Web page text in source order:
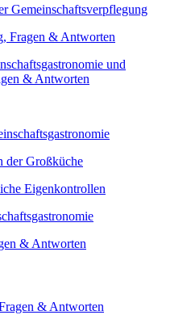
Gemeinschaftsverpflegung
Fragen & Antworten
und
& Antworten
der Großküche
Eigenkontrollen
& Antworten
& Antworten